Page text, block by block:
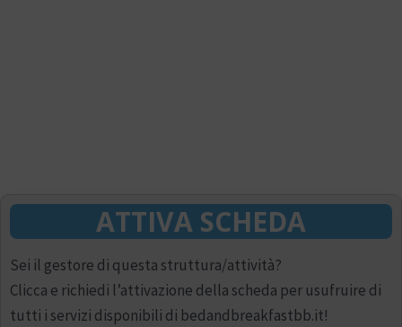
ATTIVA SCHEDA
Sei il gestore di questa struttura/attività?
Clicca e richiedi l’attivazione della scheda per usufruire di
tutti i servizi disponibili di bedandbreakfastbb.it!